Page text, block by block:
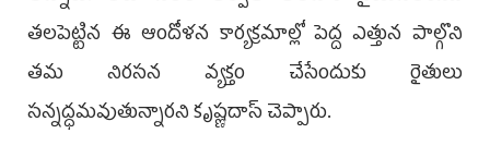
తలపెట్టిన ఈ ఆందోళన కార్యక్రమాల్లో పెద్ద ఎత్తున పాల్గొని
తమ నిరసన వ్యక్తం చేసేందుకు రైతులు
సన్నద్ధమవుతున్నారని కృష్ణదాస్ చెప్పారు.